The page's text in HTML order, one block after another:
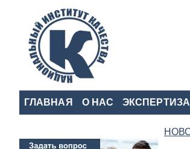
ГЛАВНАЯ О НАС ЭКСПЕРТИЗА